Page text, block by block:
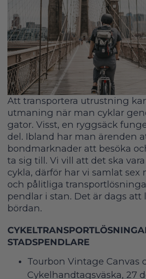
Att transportera utrustning
utmaning när man cyklar
gator. Visst, en ryggsäck
del. Ibland har man ärenden
bondmarknader att besöka
ta sig till. Vi vill att det ska
cykla, därför har vi samlat sex
och pålitliga
pendlar i stan. Det är dags att
bördan.
STADSPENDLARE
Tourbon Vintage Canvas
Cykelhandtagsväska, 27